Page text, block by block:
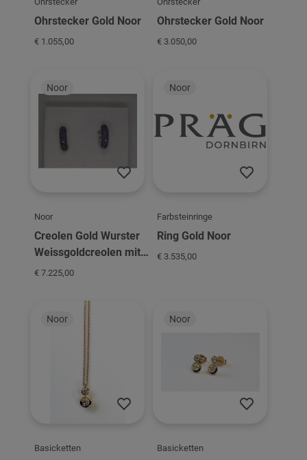
Ohrstecker Gold Noor
€ 1.055,00
Ohrstecker Gold Noor
€ 3.050,00
Noor
Noor
Creolen Gold Wurster
Weissgoldcreolen mit
Amethyst
€ 7.225,00
Noor
Farbsteinringe
Ring Gold Noor
€ 3.535,00
Noor
Basicketten
Noor
Basicketten